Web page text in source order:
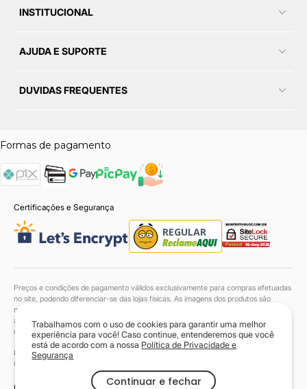
Trabalhamos com o uso de cookies para garantir uma melhor
experiência para você! Caso continue, entenderemos que você
está de acordo com a nossa Política de Privacidade e
Segurança
Continuar e fechar
INSTITUCIONAL
AJUDA E SUPORTE
DUVIDAS FREQUENTES
Formas de pagamento
Certificações e Segurança
Preços e condições de pagamento válidos exclusivamente para compras efetuadas
no site, podendo diferenciar-se das lojas físicas. As imagens dos produtos são
meramente ilustrativas. Todos os preços e condições comerciais estão sujeitos a
alteração sem aviso prévio. Consulte a disponibilidade em estoque para os produtos
com entrega até 48h.
Komfort House Sofás LTDA. | 38.046.549/0001-90 | Todos os direitos reservados.
Copyright© 2024